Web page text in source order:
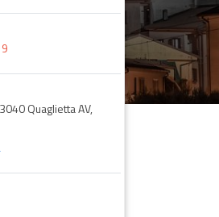
Quaglietta AV,